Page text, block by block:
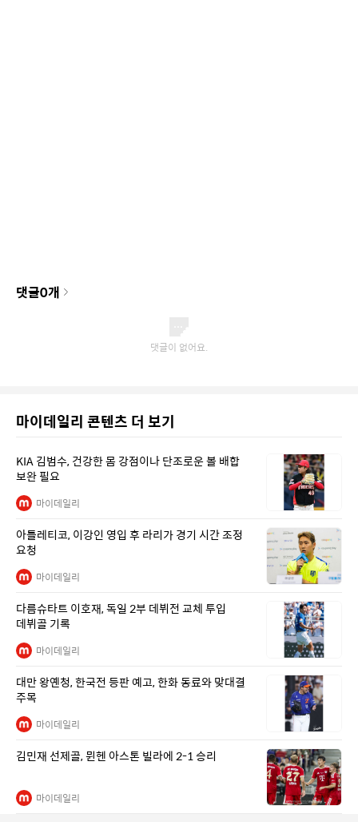
댓글0개
마이데일리 콘텐츠 더 보기
KIA 김범수, 건강한 몸 강점이나 단조로운 볼 배합
보완 필요
마이데일리
아틀레티코, 이강인 영입 후 라리가 경기 시간 조정
요청
마이데일리
다름슈타트 이호재, 독일 2부 데뷔전 교체 투입
데뷔골 기록
마이데일리
대만 왕옌청, 한국전 등판 예고, 한화 동료와 맞대결
주목
마이데일리
김민재 선제골, 뮌헨 아스톤 빌라에 2-1 승리
마이데일리